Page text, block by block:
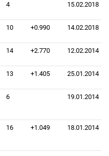
4 15.02.2018
10 +0.990 14.02.2018
14 +2.770 12.02.2014
13 +1.405 25.01.2014
6 19.01.2014
16 +1.049 18.01.2014